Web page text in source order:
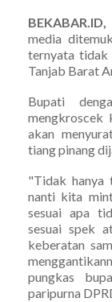
media
ternyata tidak
Tanjab Barat
Bupati
mengkroscek
akan
tiang pinang
"Tidak hanya
nanti kita
sesuai apa
sesuai spek
keberatan
pungkas
paripurna